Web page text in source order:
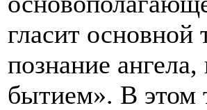
гласит основной
познание ангела,
бытием». В этом